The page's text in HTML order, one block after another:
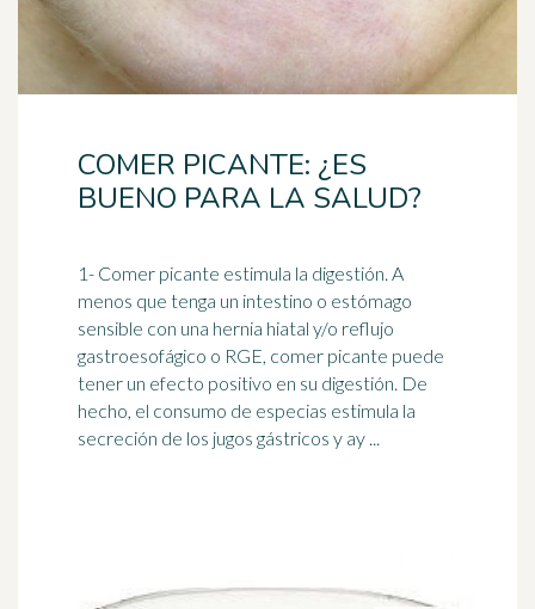
COMER PICANTE: ¿ES
BUENO PARA LA SALUD?
1- Comer picante estimula la digestión. A
menos que tenga un intestino o estómago
sensible con una hernia hiatal y/o reflujo
gastroesofágico o RGE, comer picante puede
tener un efecto positivo en su digestión. De
hecho, el consumo de especias estimula la
secreción de los jugos gástricos y ay ...